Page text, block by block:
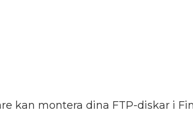
kan montera dina FTP-diskar i